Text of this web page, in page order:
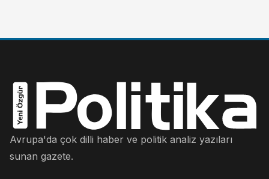
Avrupa'da çok dilli haber ve politik analiz yazıları
sunan gazete.